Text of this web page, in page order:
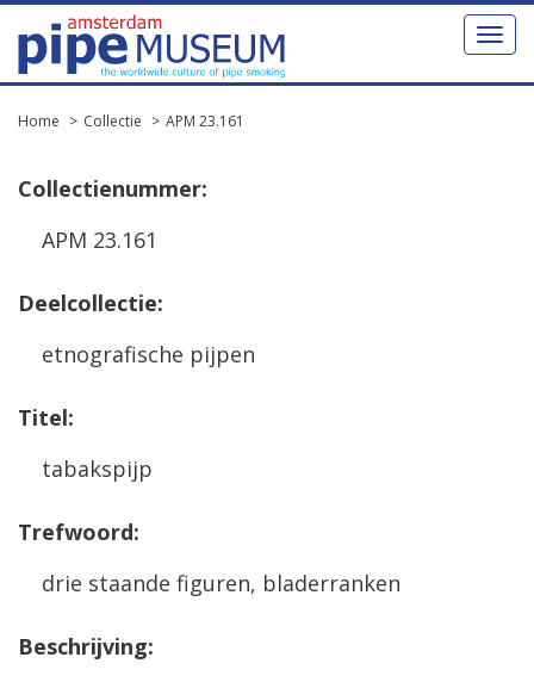
Toggle
Home Collectie APM 23.161
Collectienummer:
APM 23.161
Deelcollectie:
etnografische pijpen
Titel:
tabakspijp
Trefwoord:
drie staande figuren, bladerranken
Beschrijving: